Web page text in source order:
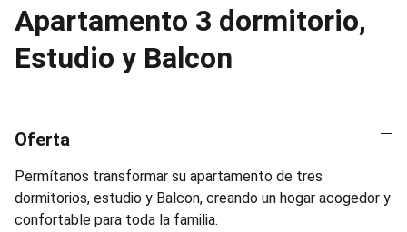
Apartamento 3 dormitorio,
Estudio y Balcon
Oferta
Permítanos transformar su apartamento de tres
dormitorios, estudio y Balcon, creando un hogar acogedor y
confortable para toda la familia.